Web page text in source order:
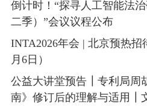
倒计时！“探寻人工智能法
二季）”会议议程公布
INTA2026年会 | 北京预热招
月6日）
公益大讲堂预告┃专利局周
南》修订后的理解与适用┃